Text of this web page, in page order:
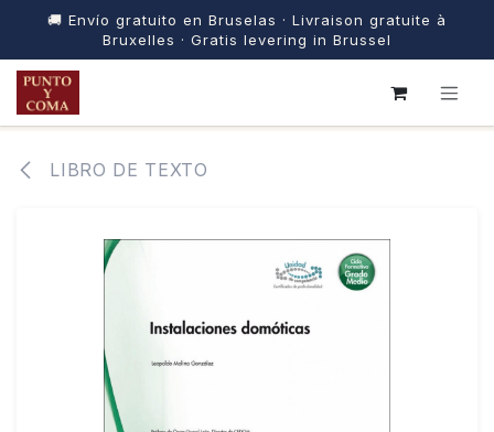
🚚 Envío gratuito en Bruselas · Livraison gratuite à
Bruxelles · Gratis levering in Brussel
IR AL CONTENIDO
LIBRO DE TEXTO